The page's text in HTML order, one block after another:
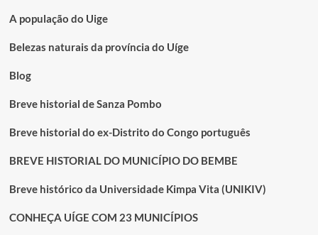
Katuvanjesi
discutir
A população do Uige
Belezas naturais da província do Uíge
Blog
Breve historial de Sanza Pombo
Breve historial do ex-Distrito do Congo português
BREVE HISTORIAL DO MUNICÍPIO DO BEMBE
Breve histórico da Universidade Kimpa Vita (UNIKIV)
CONHEÇA UÍGE COM 23 MUNICÍPIOS